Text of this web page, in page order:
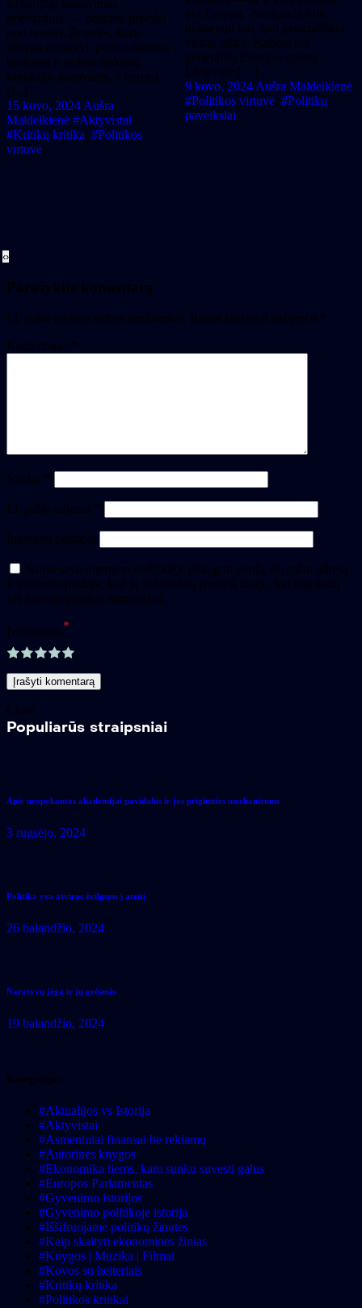
teritorijoje balsavimas
prievartinis, — balsuoti privalai
nori nenori. Žmonės, kurie
išdrįsta atsisakyti paimti rinkimų
biuletenį ir stebint rinkimų
komisijos atstovams, o neretai
[…]
15 kovo, 2024 Aušra
Maldeikienė #Aktyvistai,
#Kritikų kritika, #Politikos
virtuvė
yra Europa. Nesijaudinkite,
neabejoju tuo, kad geografiškai
viskas aišku. Kažkas net
geografinį Europos centrą
Lietuvoje […]
9 kovo, 2024 Aušra Maldeikienė
#Politikos virtuvė, #Politikų
paveikslai
‹›
Parašykite komentarą
El. pašto adresas nebus skelbiamas. Būtini laukeliai pažymėti
Komentaras
Vardas
El. pašto adresas
Interneto puslapis
Noriu savo interneto naršyklėje išsaugoti vardą, el. pašto adresą
ir interneto puslapį, kad jų nebereiktų įvesti iš naujo, kai kitą kartą
vėl norėsiu parašyti komentarą.
Įvertinimas*
Close
Populiarūs straipsniai
Apie neapykantos akademijai pavidalus ir jos prigimties mechanizmus
3 rugsėjo, 2024
Politika yra atviras žvilgsnis į ateitį
26 balandžio, 2024
Naratyvų jėga ir jų grėsmės
19 balandžio, 2024
Kategorijos
#Aktualijos vs Istorija
#Aktyvistai
#Asmeniniai finansai be reklamų
#Autorinės knygos
#Ekonomika tiems, kam sunku suvesti galus
#Europos Parlamentas
#Gyvenimo istorijos
#Gyvenimo politikoje istorija
#Iššifruojame politikų žinutes
#Kaip skaityti ekonomines žinias
#Knygos | Muzika | Filmai
#Kovos su heiteriais
#Kritikų kritika
#Politikos kritikai